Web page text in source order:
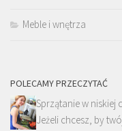
Meble i wnętrza
POLECAMY PRZECZYTAĆ
Sprzątanie w niskiej
Jeżeli chcesz, by